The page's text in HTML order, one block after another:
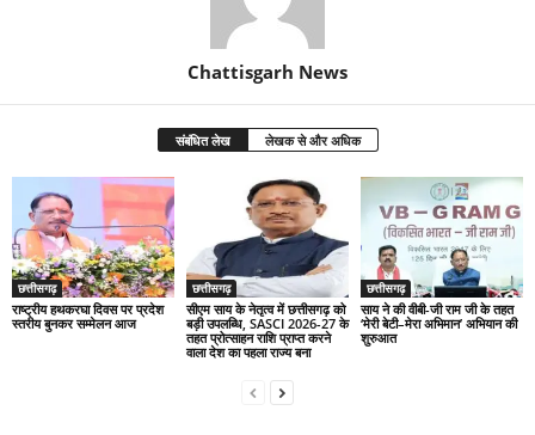
Chattisgarh News
संबंधित लेख लेखक से और अधिक
छत्तीसगढ़
राष्ट्रीय हथकरघा दिवस पर प्रदेश
स्तरीय बुनकर सम्मेलन आज
छत्तीसगढ़
सीएम साय के नेतृत्व में छत्तीसगढ़ को
बड़ी उपलब्धि, SASCI 2026-27 के
तहत प्रोत्साहन राशि प्राप्त करने
वाला देश का पहला राज्य बना
छत्तीसगढ़
साय ने की वीबी-जी राम जी के तहत
‘मेरी बेटी–मेरा अभिमान’ अभियान की
शुरुआत